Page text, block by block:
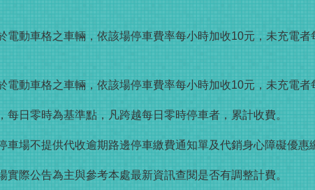
電動車格之車輛，依該場停車費率每小時加收10元，未充電
電動車格之車輛，依該場停車費率每小時加收10元，未充電者
每日零時為基準點，凡跨越每日零時停車者，累計收費。
車場不提供代收逾期路邊停車繳費通知單及代銷身心障礙優惠
實際公告為主與參考本處最新資訊查閱是否有調整計費。